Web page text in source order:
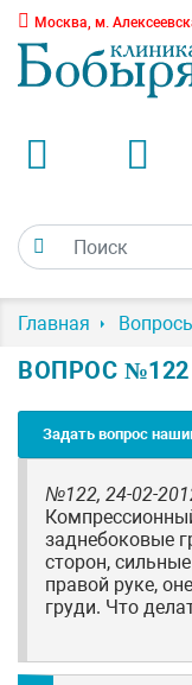
Москва, м.
Главная
ВОПРОС №122
Задать вопрос
№122, 24-02-
заднебоковые
сторон,
правой руке,
груди. Что